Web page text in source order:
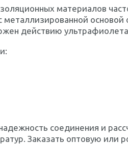
материалов
основой
действию
соединения и
Заказать оптовую или